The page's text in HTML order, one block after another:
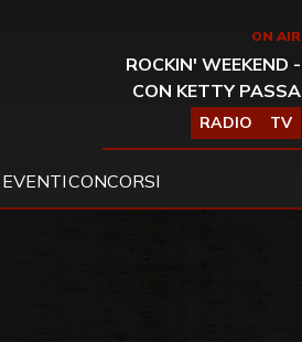
ON AIR
ROCKIN' WEEKEND -
CON KETTY PASSA
RADIO TV
EVENTICONCORSI